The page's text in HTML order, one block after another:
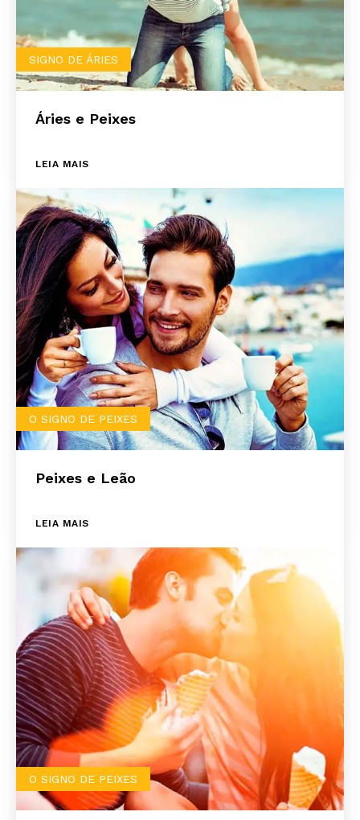
SIGNO DE ÁRIES
Áries e Peixes
LEIA MAIS
O SIGNO DE PEIXES
Peixes e Leão
LEIA MAIS
O SIGNO DE PEIXES